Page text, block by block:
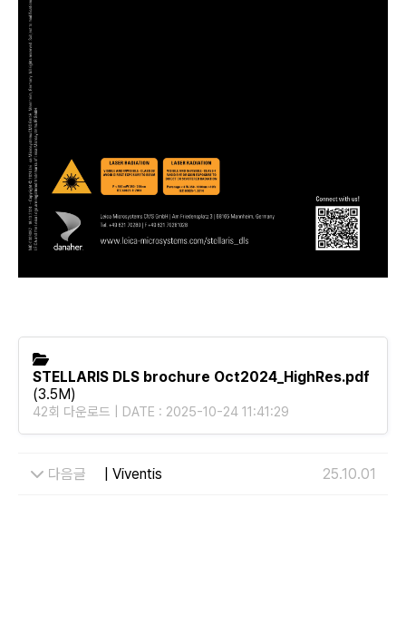
STELLARIS DLS brochure Oct2024_HighRes.pdf
(3.5M)
42회 다운로드 | DATE : 2025-10-24 11:41:29
다음글 | Viventis 25.10.01